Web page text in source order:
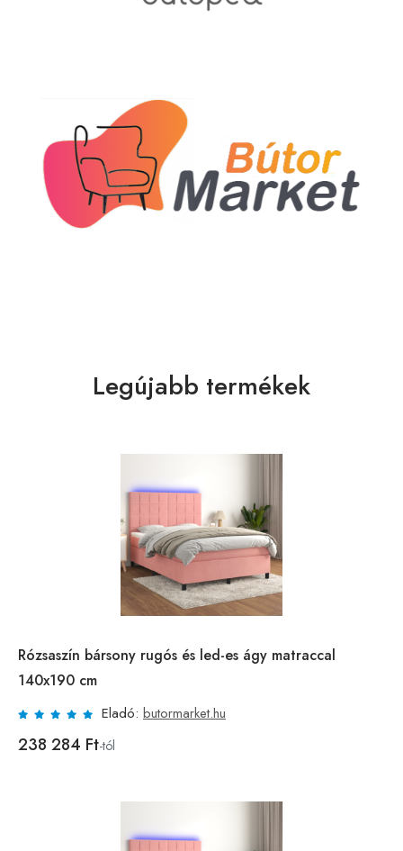
Legújabb termékek
Rózsaszín bársony rugós és led-es ágy matraccal
140x190 cm
Eladó: butormarket.hu
238 284 Ft-tól